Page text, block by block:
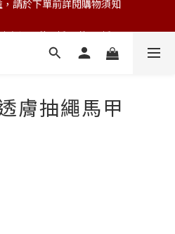
膚抽繩馬甲